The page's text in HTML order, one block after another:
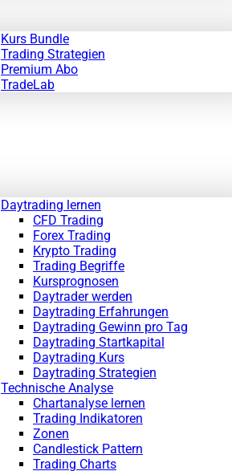
Kurs Bundle
Trading Strategien
Premium Abo
TradeLab
Daytrading lernen
CFD Trading
Forex Trading
Krypto Trading
Trading Begriffe
Kursprognosen
Daytrader werden
Daytrading Erfahrungen
Daytrading Gewinn pro Tag
Daytrading Startkapital
Daytrading Kurs
Daytrading Strategien
Technische Analyse
Chartanalyse lernen
Trading Indikatoren
Zonen
Candlestick Pattern
Trading Charts